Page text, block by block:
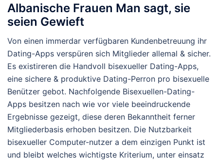
Albanische Frauen Man sagt, sie
seien Gewieft
Von einen immerdar verfügbaren Kundenbetreuung ihr
Dating-Apps verspüren sich Mitglieder allemal & sicher.
Es existireren die Handvoll bisexueller Dating-Apps,
eine sichere & produktive Dating-Perron pro bisexuelle
Benützer gebot. Nachfolgende Bisexuellen-Dating-
Apps besitzen nach wie vor viele beeindruckende
Ergebnisse gezeigt, diese deren Bekanntheit ferner
Mitgliederbasis erhoben besitzen. Die Nutzbarkeit
bisexueller Computer-nutzer a dem einzigen Punkt ist
und bleibt welches wichtigste Kriterium, unter einsatz